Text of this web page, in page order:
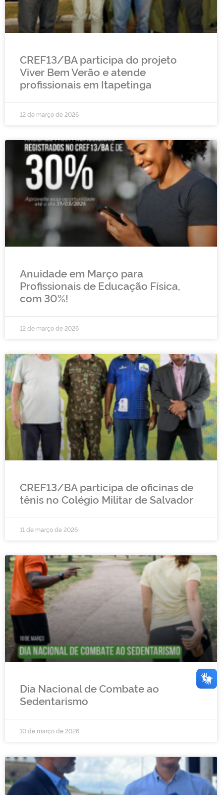
CREF13/BA participa do projeto
Viver Bem Verão e atende
profissionais em Itapetinga
12 de março de 2026
Anuidade em Março para
Profissionais de Educação Física,
com 30%!
12 de março de 2026
CREF13/BA participa de oficinas de
tênis no Colégio Militar de Salvador
11 de março de 2026
Dia Nacional de Combate ao
Sedentarismo
10 de março de 2026